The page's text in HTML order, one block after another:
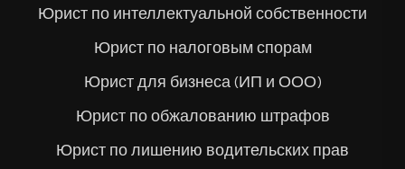
Юрист по интеллектуальной собственности
Юрист по налоговым спорам
Юрист для бизнеса (ИП и ООО)
Юрист по обжалованию штрафов
Юрист по лишению водительских прав